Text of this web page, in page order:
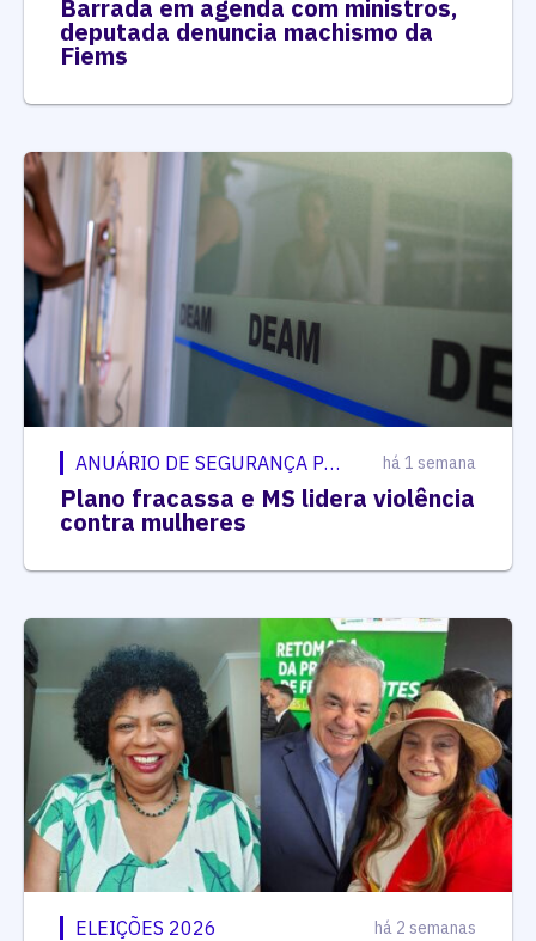
Barrada em agenda com ministros,
deputada denuncia machismo da
Fiems
ANUÁRIO DE SEGURANÇA PÚBLICA há 1 semana
Plano fracassa e MS lidera violência
contra mulheres
ELEIÇÕES 2026 há 2 semanas